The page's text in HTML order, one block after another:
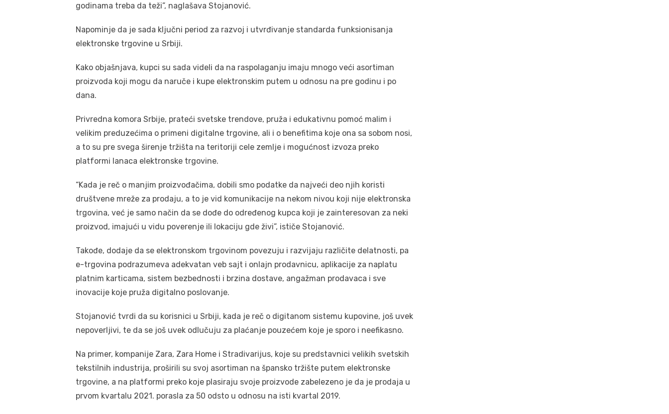
godinama treba da teži”, naglašava Stojanović.
Napominje da je sada ključni period za razvoj i utvrđivanje standarda funksionisanja
elektronske trgovine u Srbiji.
Kako objašnjava, kupci su sada videli da na raspolaganju imaju mnogo veći asortiman
proizvoda koji mogu da naruče i kupe elektronskim putem u odnosu na pre godinu i po
dana.
Privredna komora Srbije, prateći svetske trendove, pruža i edukativnu pomoć malim i
velikim preduzećima o primeni digitalne trgovine, ali i o benefitima koje ona sa sobom nosi,
a to su pre svega širenje tržišta na teritoriji cele zemlje i mogućnost izvoza preko
platformi lanaca elektronske trgovine.
“Kada je reč o manjim proizvođačima, dobili smo podatke da najveći deo njih koristi
društvene mreže za prodaju, a to je vid komunikacije na nekom nivou koji nije elektronska
trgovina, već je samo način da se dođe do određenog kupca koji je zainteresovan za neki
proizvod, imajući u vidu poverenje ili lokaciju gde živi”, ističe Stojanović.
Takođe, dodaje da se elektronskom trgovinom povezuju i razvijaju različite delatnosti, pa
e-trgovina podrazumeva adekvatan veb sajt i onlajn prodavnicu, aplikacije za naplatu
platnim karticama, sistem bezbednosti i brzina dostave, angažman prodavaca i sve
inovacije koje pruža digitalno poslovanje.
Stojanović tvrdi da su korisnici u Srbiji, kada je reč o digitanom sistemu kupovine, još uvek
nepoverljivi, te da se još uvek odlučuju za plaćanje pouzećem koje je sporo i neefikasno.
Na primer, kompanije Zara, Zara Home i Stradivarijus, koje su predstavnici velikih svetskih
tekstilnih industrija, proširili su svoj asortiman na špansko tržište putem elektronske
trgovine, a na platformi preko koje plasiraju svoje proizvode zabelezeno je da je prodaja u
prvom kvartalu 2021. porasla za 50 odsto u odnosu na isti kvartal 2019.